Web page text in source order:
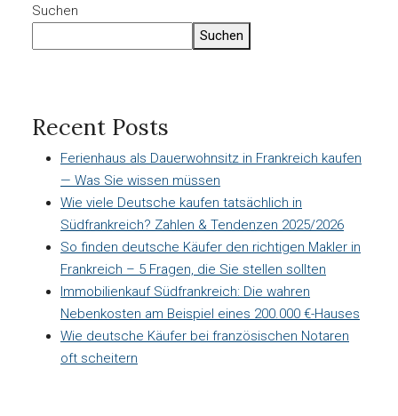
Suchen
Suchen
Recent Posts
Ferienhaus als Dauerwohnsitz in Frankreich kaufen
— Was Sie wissen müssen
Wie viele Deutsche kaufen tatsächlich in
Südfrankreich? Zahlen & Tendenzen 2025/2026
So finden deutsche Käufer den richtigen Makler in
Frankreich – 5 Fragen, die Sie stellen sollten
Immobilienkauf Südfrankreich: Die wahren
Nebenkosten am Beispiel eines 200.000 €-Hauses
Wie deutsche Käufer bei französischen Notaren
oft scheitern